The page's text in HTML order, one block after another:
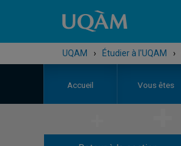
UQAM › Étudier à l'UQAM ›
Accueil Vous êtes